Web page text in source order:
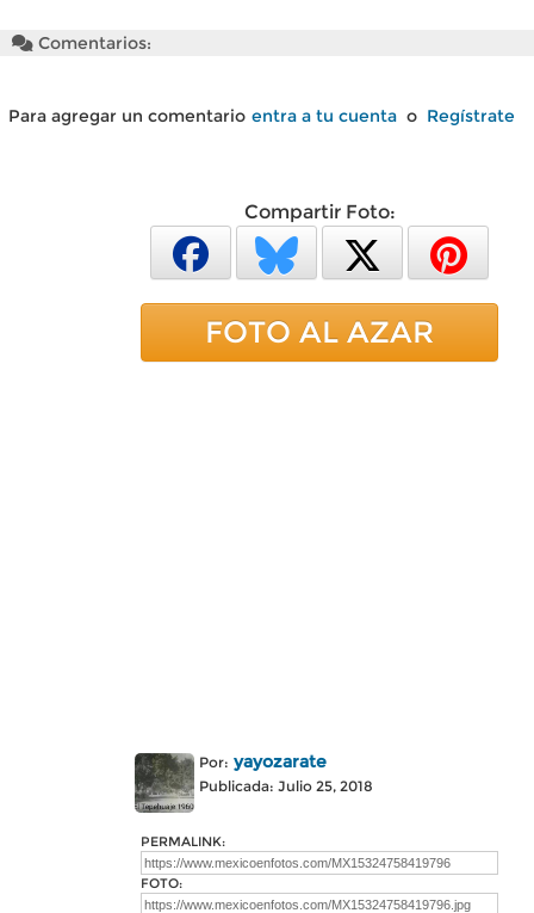
Comentarios:
Para agregar un comentario entra a tu cuenta o Regístrate
Compartir Foto:
FOTO AL AZAR
Por: yayozarate
Publicada: Julio 25, 2018
PERMALINK:
FOTO: